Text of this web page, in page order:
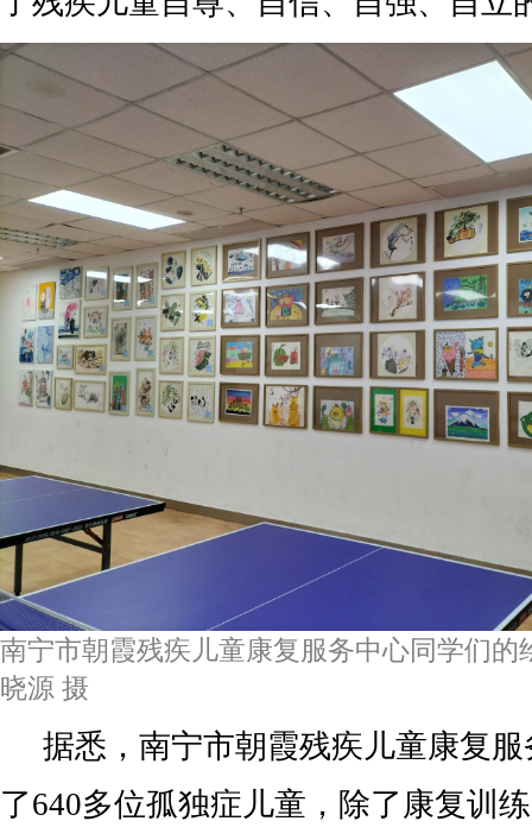
南宁市朝霞残疾儿童康复服务中心同学们的
晓源 摄
据悉，南宁市朝霞残疾儿童康复
了640多位孤独症儿童，除了康复训